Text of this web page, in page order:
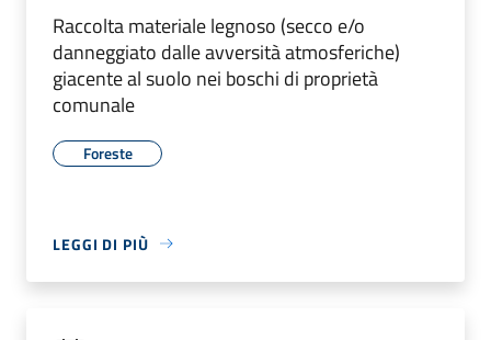
Raccolta materiale legnoso (secco e/o
danneggiato dalle avversità atmosferiche)
giacente al suolo nei boschi di proprietà
comunale
Foreste
LEGGI DI PIÙ